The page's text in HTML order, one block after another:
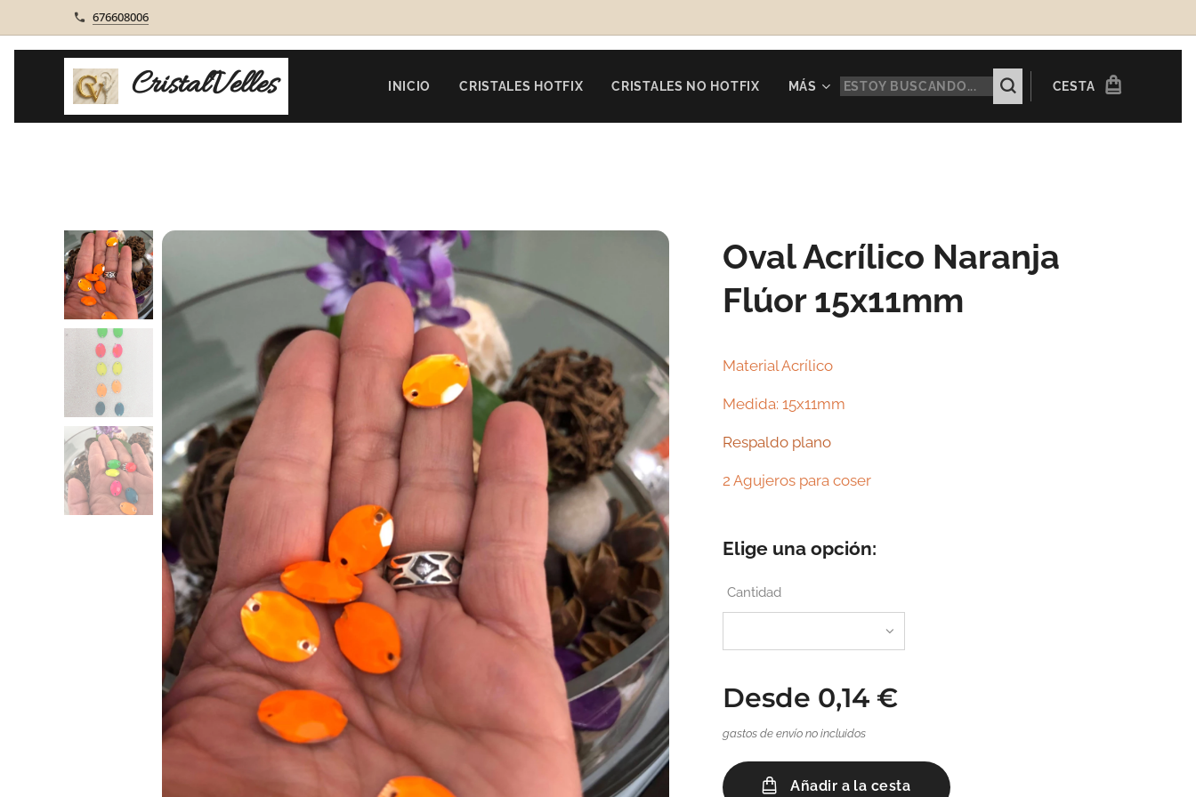
676608006
CristalVelles INICIO CRISTALES HOTFIX CRISTALES NO HOTFIX MÁS CESTA
Oval Acrílico Naranja
Flúor 15x11mm
Material Acrílico
Medida: 15x11mm
Respaldo plano
2 Agujeros para coser
Elige una opción:
Cantidad
Desde 0,14 €
gastos de envío no incluidos
Añadir a la cesta